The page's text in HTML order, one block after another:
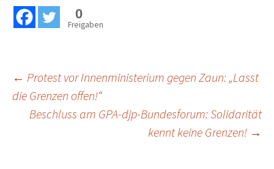
0
Freigaben
Beitragsnavigation
← Protest vor Innenministerium gegen Zaun: „Lasst
die Grenzen offen!“
Beschluss am GPA-djp-Bundesforum: Solidarität
kennt keine Grenzen! →